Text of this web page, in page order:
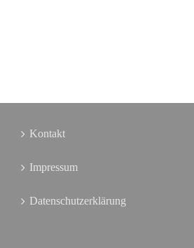
Kontakt
Impressum
Datenschutzerklärung